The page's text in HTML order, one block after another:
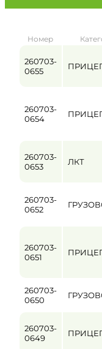
от
Пробег /
от
Номер
260703-
0655
260703-
0654
260703-
0653
ЛКТ
260703-
0652
260703-
0651
260703-
0650
260703-
0649